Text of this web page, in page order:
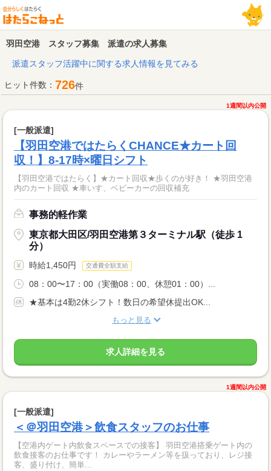
羽田空港 スタッフ募集 派遣の求人募集
派遣スタッフ活躍中に関する求人情報を見てみる
ヒット件数： 726件
1週間以内公開
[一般派遣]
【羽田空港ではたらくCHANCE★カート回
収！】8-17時×曜日シフト
【羽田空港ではたらく】★カート回収★歩くのが好き！ ★羽田空港
内のカート回収 ★車いす、ベビーカーの回収補充
事務的軽作業
東京都大田区/羽田空港第３ターミナル駅（徒歩 1
分）
時給1,450円 交通費全額支給
08：00〜17：00（実働08：00、休憩01：00）...
★基本は4勤2休シフト！数日の希望休提出OK...
もっと見る
求人詳細を見る
1週間以内公開
[一般派遣]
＜＠羽田空港＞飲食スタッフのお仕事
【空港内ゲート内飲食スペースでの接客】 羽田空港搭乗ゲート内の
飲食接客のお仕事です！ カレーやラーメン等を扱っており、レジ接
客、盛り付け、簡単...